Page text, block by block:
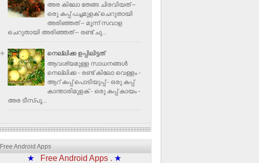
അര കിലോ തേങ്ങ ചിരവിയത് –
ഒരു കപ്പ് പച്ചമുളക് ചെറുതായി
അരിഞ്ഞത് – മൂന്ന് സവാള
ചെറുതായി അരിഞ്ഞത് – രണ്ട് ചു...
നെല്ലിക്ക ഉപ്പിലിട്ടത്
ആവശ്യമുള്ള സാധനങ്ങള്‍
നെല്ലിക്ക - രണ്ട് കിലോ വെള്ളം -
ആറ് കപ്പ് പൊടിയുപ്പ് - ഒരു കപ്പ്
കാന്താരിമുളക് - ഒരു കപ്പ് കായം -
അര ടീസ്പൂ...
Free Android Apps
★ Free Android Apps . ★